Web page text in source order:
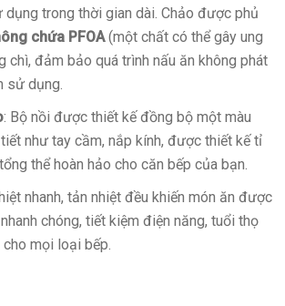
trong thời gian dài. Chảo được phủ
chứa PFOA(một chất có thể gây ung
chì, đảm bảo quá trình nấu ăn không phát
sử dụng.
: Bộ nồi được thiết kế đồng bộ một màu
như tay cầm, nắp kính, được thiết kế tỉ
thể hoàn hảo cho căn bếp của bạn.
nhanh, tản nhiệt đều khiến món ăn được
chóng, tiết kiệm điện năng, tuổi thọ
cho mọi loại bếp.